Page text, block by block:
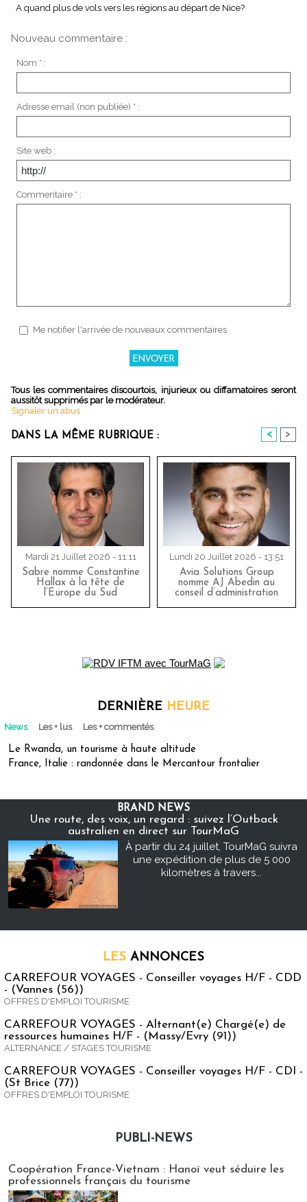
A quand plus de vols vers les régions au départ de Nice?
Nouveau commentaire :
Nom * :
Adresse email (non publiée) * :
Site web :
Commentaire * :
Me notifier l'arrivée de nouveaux commentaires
Tous les commentaires discourtois, injurieux ou diffamatoires seront
aussitôt supprimés par le modérateur.
Signaler un abus
DANS LA MÊME RUBRIQUE : < >
Mardi 21 Juillet 2026 - 11:11
Sabre nomme Constantine
Hallax à la tête de
l’Europe du Sud
Lundi 20 Juillet 2026 - 13:51
Avia Solutions Group
nomme AJ Abedin au
conseil d’administration
DERNIÈRE HEURE
News Les + lus Les + commentés
Le Rwanda, un tourisme à haute altitude
France, Italie : randonnée dans le Mercantour frontalier
BRAND NEWS
Une route, des voix, un regard : suivez l’Outback
australien en direct sur TourMaG
À partir du 24 juillet, TourMaG suivra
une expédition de plus de 5 000
kilomètres à travers...
LES ANNONCES
CARREFOUR VOYAGES - Conseiller voyages H/F - CDD
- (Vannes (56))
OFFRES D'EMPLOI TOURISME
CARREFOUR VOYAGES - Alternant(e) Chargé(e) de
ressources humaines H/F - (Massy/Evry (91))
ALTERNANCE / STAGES TOURISME
CARREFOUR VOYAGES - Conseiller voyages H/F - CDI -
(St Brice (77))
OFFRES D'EMPLOI TOURISME
PUBLI-NEWS
Coopération France-Vietnam : Hanoï veut séduire les
professionnels français du tourisme